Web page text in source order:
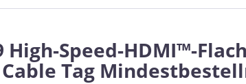
High-Speed-HDMI™-
Tag